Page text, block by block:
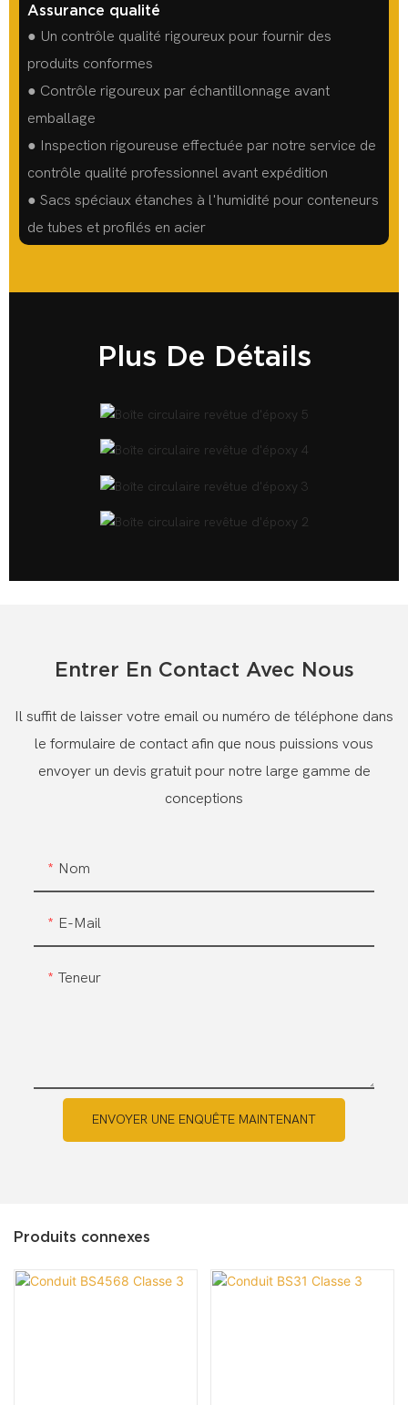
Assurance qualité
● Un contrôle qualité rigoureux pour fournir des
produits conformes
● Contrôle rigoureux par échantillonnage avant
emballage
● Inspection rigoureuse effectuée par notre service de
contrôle qualité professionnel avant expédition
● Sacs spéciaux étanches à l'humidité pour conteneurs
de tubes et profilés en acier
Plus De Détails
Entrer En Contact Avec Nous
Il suffit de laisser votre email ou numéro de téléphone dans
le formulaire de contact afin que nous puissions vous
envoyer un devis gratuit pour notre large gamme de
conceptions
Nom
E-Mail
Teneur
ENVOYER UNE ENQUÊTE MAINTENANT
Produits connexes